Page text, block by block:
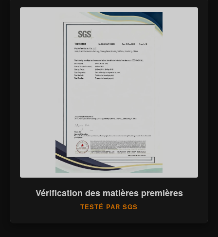
Vérification des matières premières
TESTÉ PAR SGS